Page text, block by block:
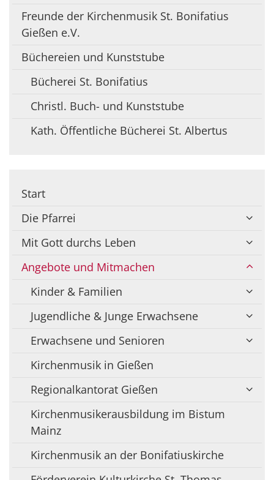
Freunde der Kirchenmusik St. Bonifatius
Gießen e.V.
Büchereien und Kunststube
Bücherei St. Bonifatius
Christl. Buch- und Kunststube
Kath. Öffentliche Bücherei St. Albertus
Start
Die Pfarrei
Mit Gott durchs Leben
Angebote und Mitmachen
Kinder & Familien
Jugendliche & Junge Erwachsene
Erwachsene und Senioren
Kirchenmusik in Gießen
Regionalkantorat Gießen
Kirchenmusikerausbildung im Bistum
Mainz
Kirchenmusik an der Bonifatiuskirche